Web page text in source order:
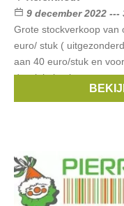
9 december 2022 ---
Grote stockverkoop van
euro/ stuk (
aan 40 euro/stuk en
de winkel ook
Mexx,